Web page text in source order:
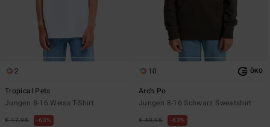
2
Tropical Pets
Jungen 8-16 Weiss T-Shirt
€ 17,95 63%
10 ÖKO
Arch Po
Jungen 8-16 Schwarz Sweatshirt
€ 49,95 63%